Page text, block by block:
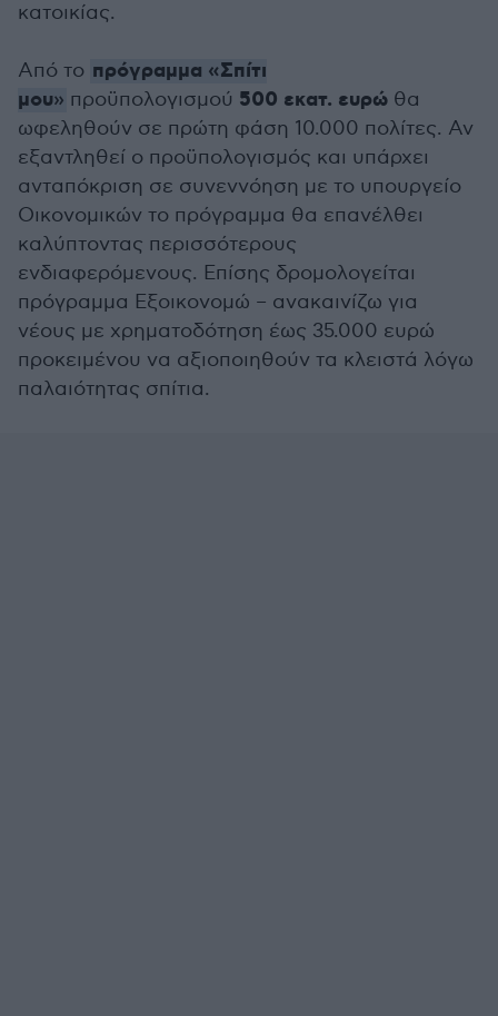
κατοικίας.
Από το πρόγραμμα «Σπίτι
μου» προϋπολογισμού 500 εκατ. ευρώ θα
ωφεληθούν σε πρώτη φάση 10.000 πολίτες. Αν
εξαντληθεί ο προϋπολογισμός και υπάρχει
ανταπόκριση σε συνεννόηση με το υπουργείο
Οικονομικών το πρόγραμμα θα επανέλθει
καλύπτοντας περισσότερους
ενδιαφερόμενους. Επίσης δρομολογείται
πρόγραμμα Εξοικονομώ – ανακαινίζω για
νέους με χρηματοδότηση έως 35.000 ευρώ
προκειμένου να αξιοποιηθούν τα κλειστά λόγω
παλαιότητας σπίτια.